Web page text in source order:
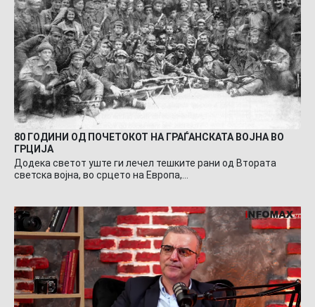
80 ГОДИНИ ОД ПОЧЕТОКОТ НА ГРАЃАНСКАТА ВОЈНА ВО
ГРЦИЈА
Додека светот уште ги лечел тешките рани од Втората
светска војна, во срцето на Европа,…